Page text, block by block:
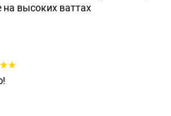
на высоких ваттах